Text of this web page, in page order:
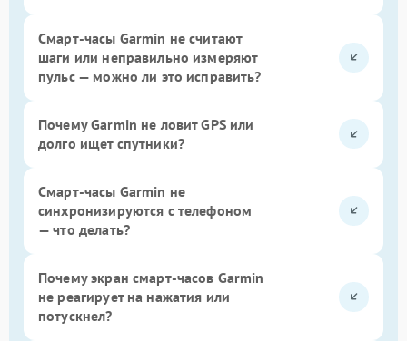
Смарт-часы Garmin не считают
шаги или неправильно измеряют
пульс — можно ли это исправить?
Почему Garmin не ловит GPS или
долго ищет спутники?
Смарт-часы Garmin не
синхронизируются с телефоном
— что делать?
Почему экран смарт-часов Garmin
не реагирует на нажатия или
потускнел?